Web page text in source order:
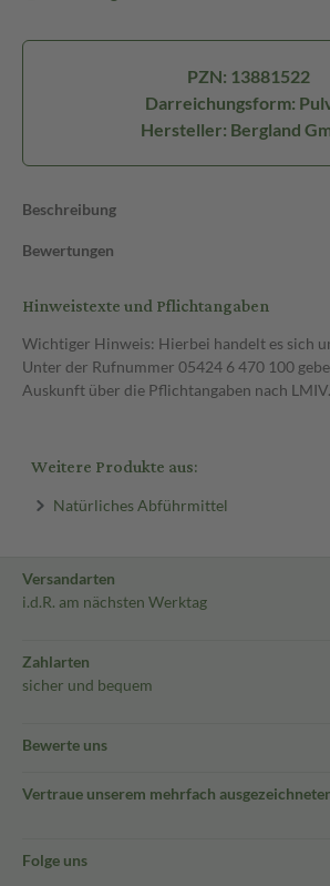
PZN: 13881522
Darreichungsform:
Hersteller: Bergland
Beschreibung
Bewertungen
Hinweistexte und Pflichtangaben
Wichtiger Hinweis: Hierbei handelt es sich
Unter der Rufnummer 05424 6 470 100
Auskunft über die Pflichtangaben nach LMIV.
Weitere Produkte aus:
Natürliches Abführmittel
Versandarten
i.d.R. am nächsten Werktag
Zahlarten
sicher und bequem
Bewerte uns
Vertraue unserem mehrfach
Folge uns